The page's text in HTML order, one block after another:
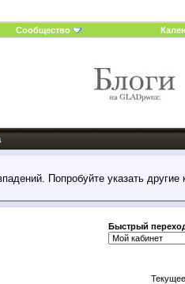
Сообщество
Попробуйте указать
Быстрый